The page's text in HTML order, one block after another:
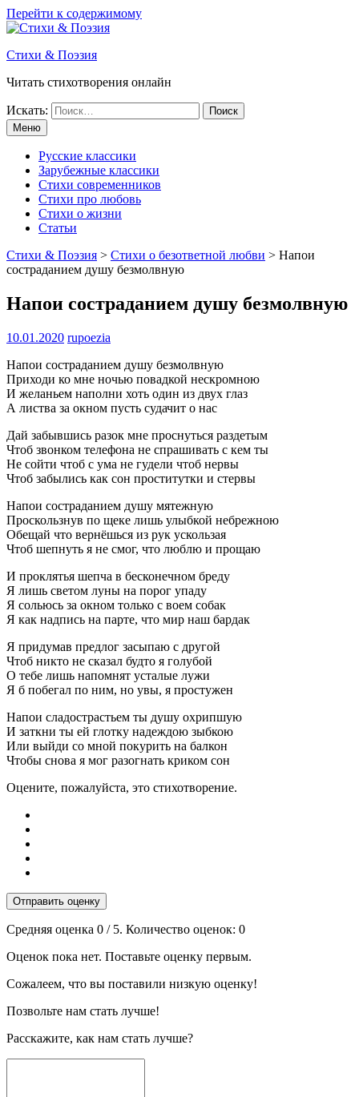
Перейти к содержимому
Стихи & Поэзия
Читать стихотворения онлайн
Искать:
Меню
Русские классики
Зарубежные классики
Стихи современников
Стихи про любовь
Стихи о жизни
Статьи
Стихи & Поэзия > Стихи о безответной любви > Напои
состраданием душу безмолвную
Напои состраданием душу безмолвную
10.01.2020 rupoezia
Напои состраданием душу безмолвную
Приходи ко мне ночью повадкой нескромною
И желаньем наполни хоть один из двух глаз
А листва за окном пусть судачит о нас
Дай забывшись разок мне проснуться раздетым
Чтоб звонком телефона не спрашивать с кем ты
Не сойти чтоб с ума не гудели чтоб нервы
Чтоб забылись как сон проститутки и стервы
Напои состраданием душу мятежную
Проскользнув по щеке лишь улыбкой небрежною
Обещай что вернёшься из рук ускользая
Чтоб шепнуть я не смог, что люблю и прощаю
И проклятья шепча в бесконечном бреду
Я лишь светом луны на порог упаду
Я сольюсь за окном только с воем собак
Я как надпись на парте, что мир наш бардак
Я придумав предлог засыпаю с другой
Чтоб никто не сказал будто я голубой
О тебе лишь напомнят усталые лужи
Я б побегал по ним, но увы, я простужен
Напои сладострастьем ты душу охрипшую
И заткни ты ей глотку надеждою зыбкою
Или выйди со мной покурить на балкон
Чтобы снова я мог разогнать криком сон
Оцените, пожалуйста, это стихотворение.
Отправить оценку
Средняя оценка 0 / 5. Количество оценок: 0
Оценок пока нет. Поставьте оценку первым.
Сожалеем, что вы поставили низкую оценку!
Позвольте нам стать лучше!
Расскажите, как нам стать лучше?